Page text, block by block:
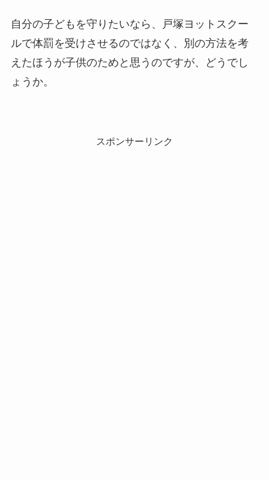
自分の子どもを守りたいなら、戸塚ヨットスクー
ルで体罰を受けさせるのではなく、別の方法を考
えたほうが子供のためと思うのですが、どうでし
ょうか。
スポンサーリンク